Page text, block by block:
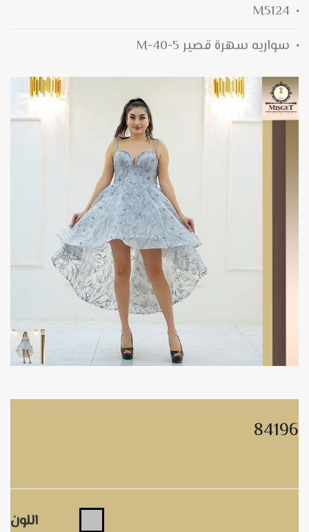
M5124
سواريه سهرة قصير M-40-5
84196
اللون